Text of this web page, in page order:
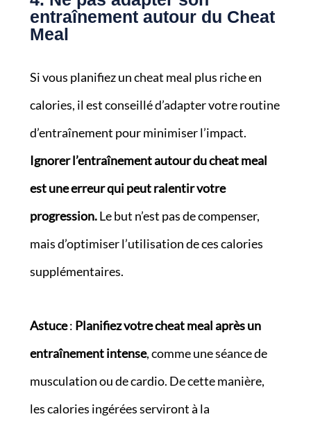
entraînement autour du Cheat
Meal
Si vous planifiez un cheat meal plus riche en
calories, il est conseillé d’adapter votre routine
d’entraînement pour minimiser l’impact.
Ignorer l’entraînement autour du cheat meal
est une erreur qui peut ralentir votre
progression.Le but n’est pas de compenser,
mais d’optimiser l’utilisation de ces calories
supplémentaires.
Astuce: Planifiez votre cheat meal après un
entraînement intense, comme une séance de
musculation ou de cardio. De cette manière,
les calories ingérées serviront à la